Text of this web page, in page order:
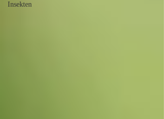
Insekten